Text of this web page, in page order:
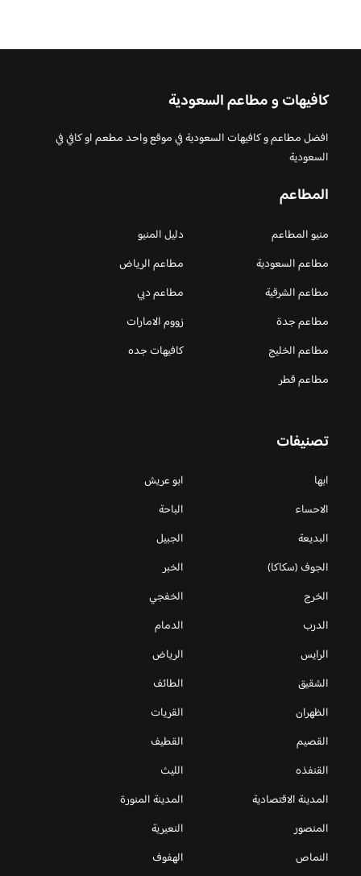
كافيهات و مطاعم السعودية
افضل مطاعم و كافيهات السعودية في موقع واحد مطعم او كافي في
السعودية
المطاعم
منيو المطاعم
دليل المنيو
مطاعم السعودية
مطاعم الرياض
مطاعم الشرقية
مطاعم دبي
مطاعم جدة
زووم الامارات
مطاعم الخليج
كافيهات جده
مطاعم قطر
تصنيفات
ابها
ابو عريش
الاحساء
الباحة
البديعة
الجبيل
الجوف (سكاكا)
الخبر
الخرج
الخفجي
الدرب
الدمام
الرايس
الرياض
الشقيق
الطائف
الظهران
القريات
القصيم
القطيف
القنفذه
الليث
المدينة الاقتصادية
المدينة المنورة
المنصور
النعيرية
النماص
الهفوف